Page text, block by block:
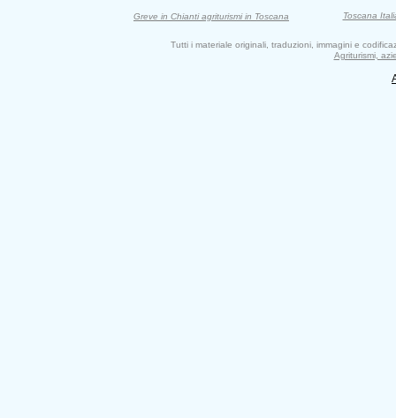
Greve in Chianti agriturismi in Toscana Toscana
Tutti i materiale originali, traduzioni, immagini e
Agriturismi,